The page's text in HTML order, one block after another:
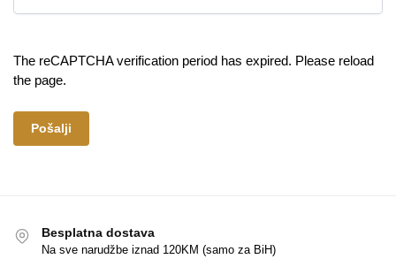
The reCAPTCHA verification period has expired. Please reload
the page.
Besplatna dostava
Na sve narudžbe iznad 120KM (samo za BiH)